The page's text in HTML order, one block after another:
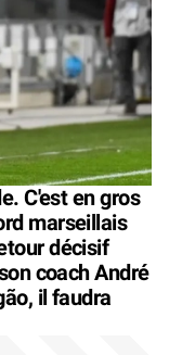
C'est en gros
marseillais
décisif
coach André
il faudra